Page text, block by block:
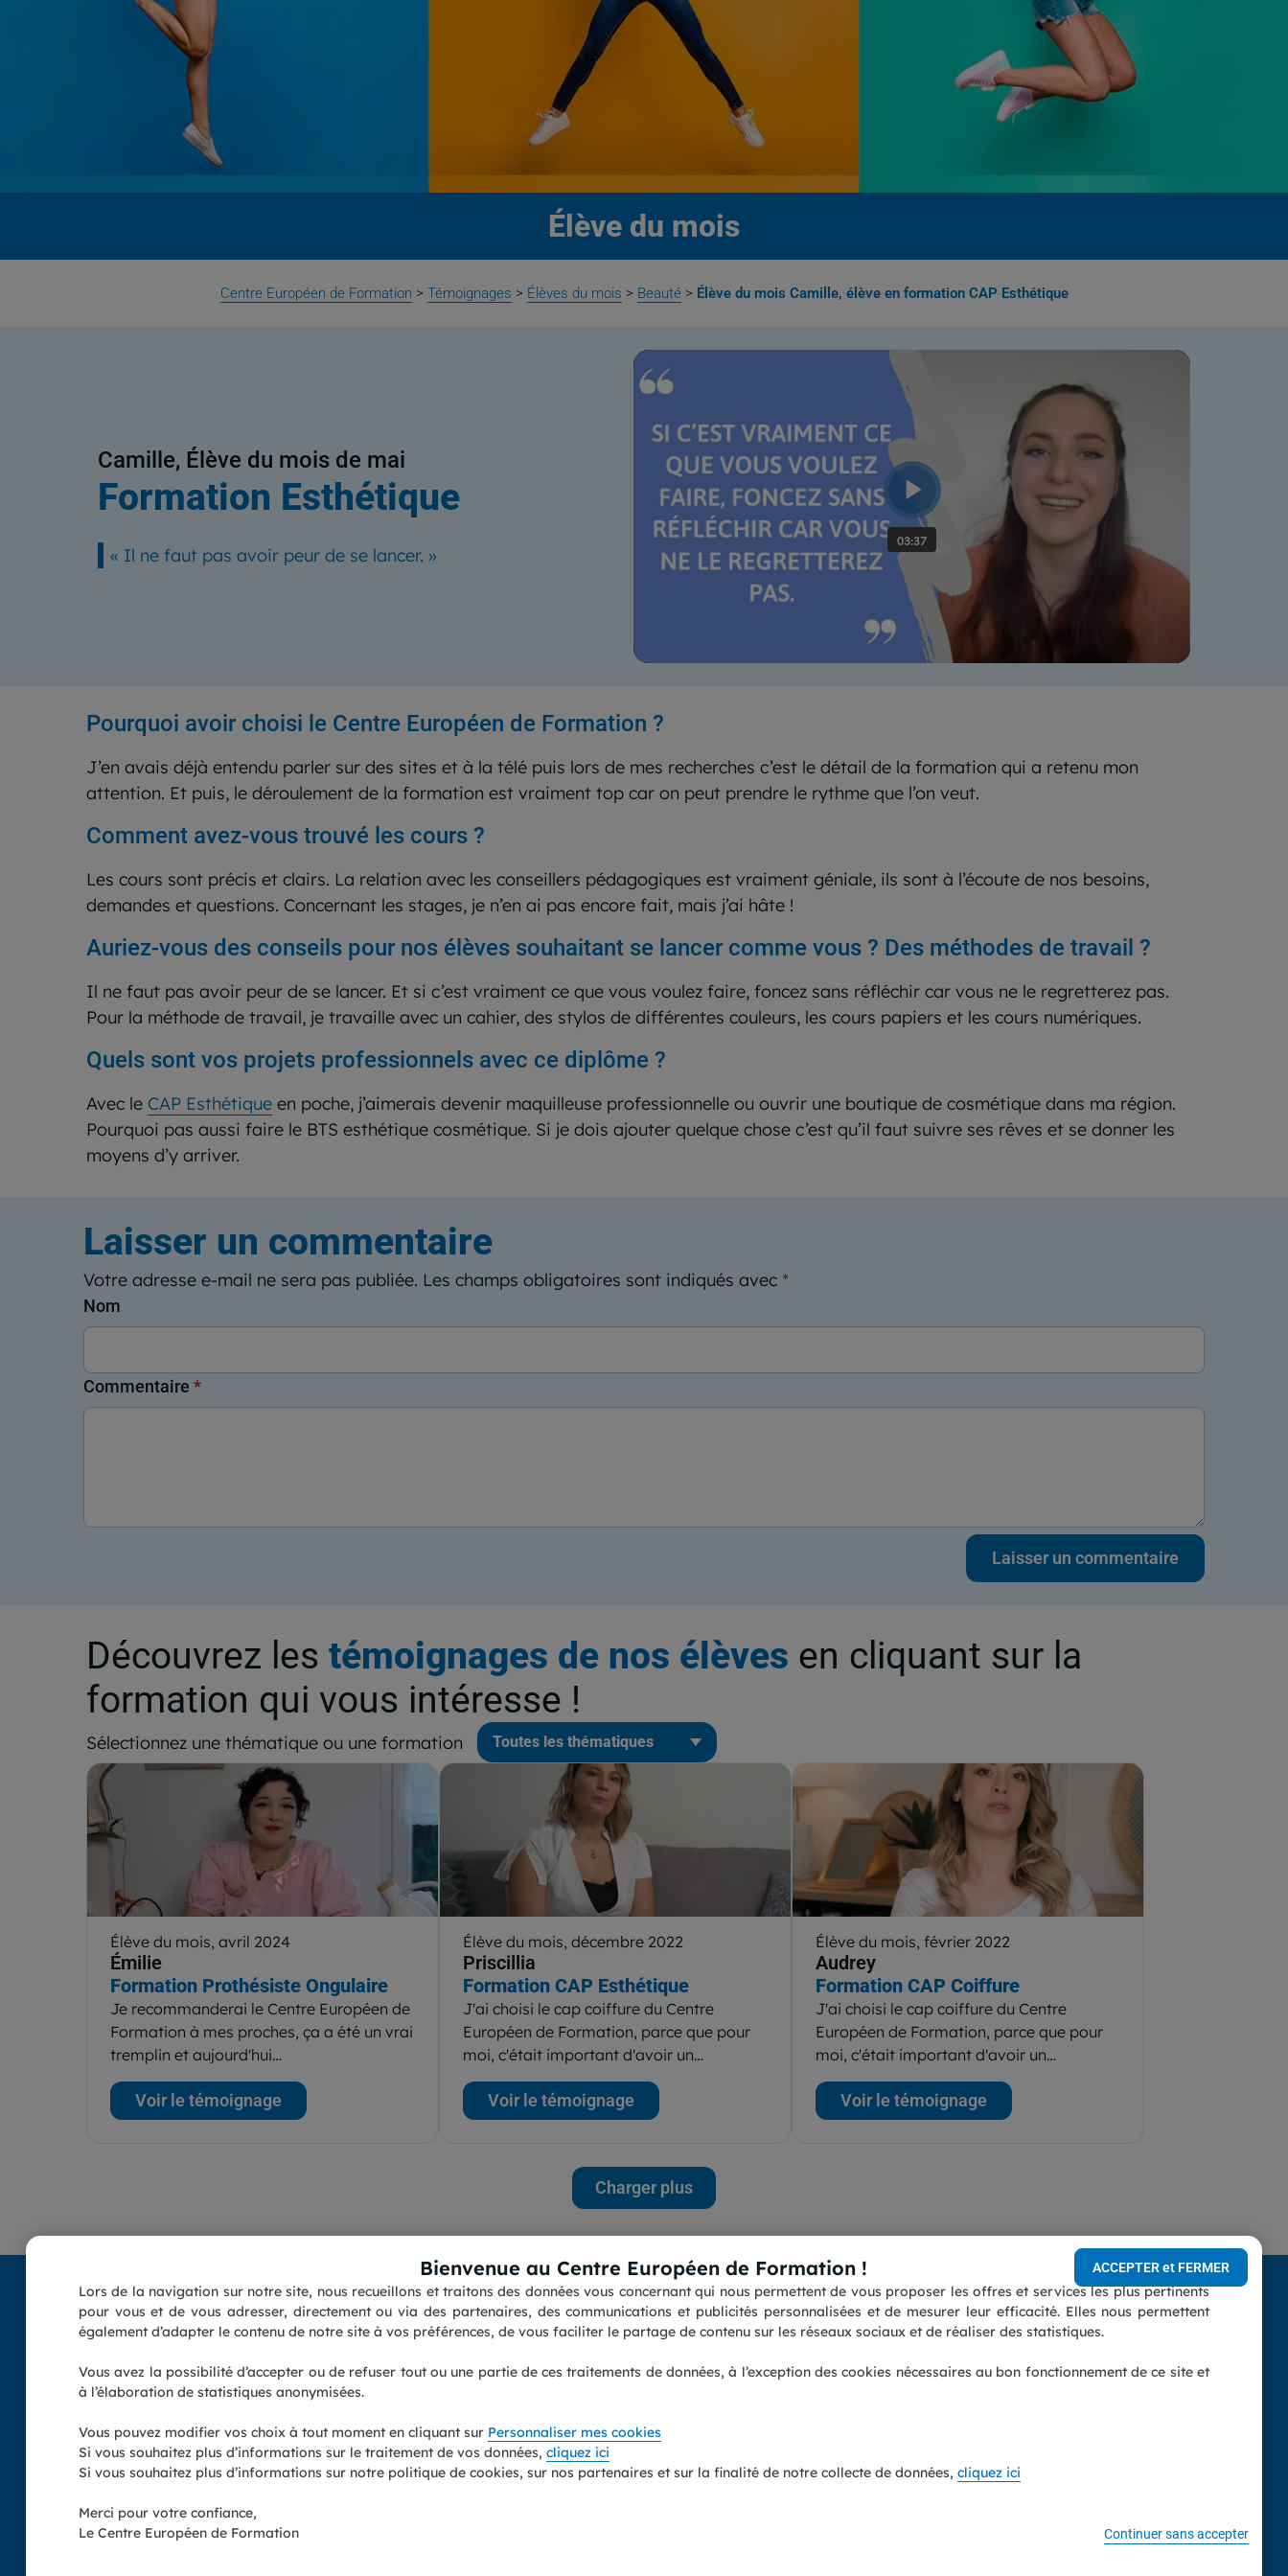
Élève du mois
Centre Européen de Formation > Témoignages > Élèves du mois > Beauté > Élève du mois Camille, élève en formation CAP Esthétique
Camille, Élève du mois de mai
Formation Esthétique
« Il ne faut pas avoir peur de se lancer. »
Pourquoi avoir choisi le Centre Européen de Formation ?
J’en avais déjà entendu parler sur des sites et à la télé puis lors de mes recherches c’est le détail de la formation qui a retenu mon
attention. Et puis, le déroulement de la formation est vraiment top car on peut prendre le rythme que l’on veut.
Comment avez-vous trouvé les cours ?
Les cours sont précis et clairs. La relation avec les conseillers pédagogiques est vraiment géniale, ils sont à l’écoute de nos besoins,
demandes et questions. Concernant les stages, je n’en ai pas encore fait, mais j’ai hâte !
Auriez-vous des conseils pour nos élèves souhaitant se lancer comme vous ? Des méthodes de travail ?
Il ne faut pas avoir peur de se lancer. Et si c’est vraiment ce que vous voulez faire, foncez sans réfléchir car vous ne le regretterez pas.
Pour la méthode de travail, je travaille avec un cahier, des stylos de différentes couleurs, les cours papiers et les cours numériques.
Quels sont vos projets professionnels avec ce diplôme ?
Avec le CAP Esthétique en poche, j’aimerais devenir maquilleuse professionnelle ou ouvrir une boutique de cosmétique dans ma région.
Pourquoi pas aussi faire le BTS esthétique cosmétique. Si je dois ajouter quelque chose c’est qu’il faut suivre ses rêves et se donner les
moyens d’y arriver.
Laisser un commentaire
Votre adresse e-mail ne sera pas publiée. Les champs obligatoires sont indiqués avec *
Nom
Commentaire *
Découvrez les témoignages de nos élèves en cliquant sur la
formation qui vous intéresse !
Sélectionnez une thématique ou une formation
Élève du mois, avril 2024
Émilie
Formation Prothésiste Ongulaire
Je recommanderai le Centre Européen de
Formation à mes proches, ça a été un vrai
tremplin et aujourd'hui…
Voir le témoignage
Élève du mois, décembre 2022
Priscillia
Formation CAP Esthétique
J'ai choisi le cap coiffure du Centre
Européen de Formation, parce que pour
moi, c'était important d'avoir un…
Voir le témoignage
Élève du mois, février 2022
Audrey
Formation CAP Coiffure
J'ai choisi le cap coiffure du Centre
Européen de Formation, parce que pour
moi, c'était important d'avoir un…
Voir le témoignage
Charger plus
Suivez-nous :
Contactez nous
Pourquoi choisir le CEF ?
Les avis sur le Centre
Nos guides formations
Accessibilité : partiellement conforme
Informations légales
Personnaliser mes cookies
Plan du site
Vous êtes un professionnel ?
association...)
Ecole certifiée QUALIOPI et référencée sur DataDock sous le numéro 0008886. La certification nationale a été attribuée au titre des actions de formation. Établissement privé d'enseignement à distance soumis au contrôle
pédagogique de l'Etat, immatriculé sous le numéro UAI 0596978 P. Centre de formation professionnelle continue, déclarée sous le numéro 31 59 08328 59.
Bienvenue au Centre Européen de Formation !
Lors de la navigation sur notre site, nous recueillons et traitons des données vous concernant qui nous permettent de vous proposer les offres et services les plus pertinents
pour vous et de vous adresser, directement ou via des partenaires, des communications et publicités personnalisées et de mesurer leur efficacité. Elles nous permettent
également d’adapter le contenu de notre site à vos préférences, de vous faciliter le partage de contenu sur les réseaux sociaux et de réaliser des statistiques.
Vous avez la possibilité d’accepter ou de refuser tout ou une partie de ces traitements de données, à l’exception des cookies nécessaires au bon fonctionnement de ce site et
à l’élaboration de statistiques anonymisées.
Vous pouvez modifier vos choix à tout moment en cliquant sur Personnaliser mes cookies
Si vous souhaitez plus d’informations sur le traitement de vos données, cliquez ici
Si vous souhaitez plus d’informations sur notre politique de cookies, sur nos partenaires et sur la finalité de notre collecte de données, cliquez ici
Merci pour votre confiance,
Le Centre Européen de Formation
Continuer sans accepter
ACCEPTER et FERMER